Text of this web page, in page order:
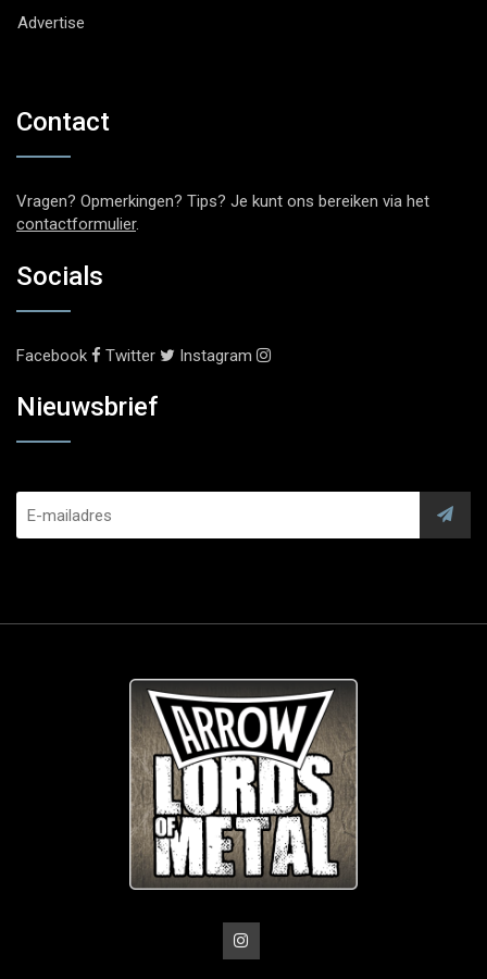
Advertise
Contact
Vragen? Opmerkingen? Tips? Je kunt ons bereiken via het
contactformulier.
Socials
Facebook Twitter Instagram
Nieuwsbrief